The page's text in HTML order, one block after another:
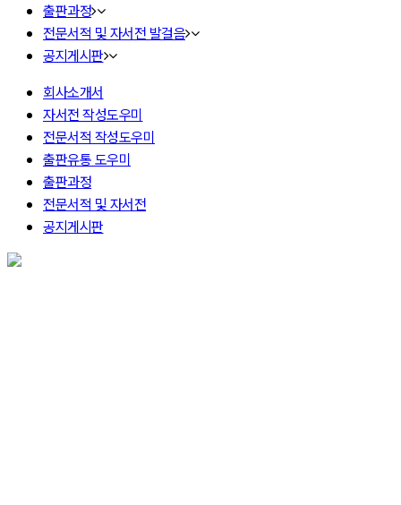
출판과정
전문서적 및 자서전 발걸음
공지게시판
회사소개서
자서전 작성도우미
전문서적 작성도우미
출판유통 도우미
출판과정
전문서적 및 자서전
공지게시판